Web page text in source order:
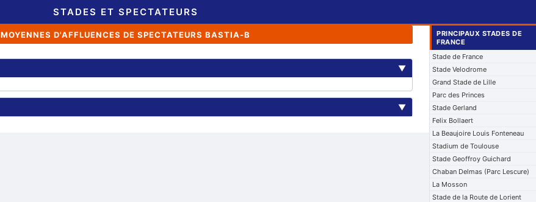
STADES ET SPECTATEURS
MOYENNES D'AFFLUENCES DE SPECTATEURS BASTIA-B
▼
▼
PRINCIPAUX STADES DE
FRANCE
Stade de France
Stade Velodrome
Grand Stade de Lille
Parc des Princes
Stade Gerland
Felix Bollaert
La Beaujoire Louis Fonteneau
Stadium de Toulouse
Stade Geoffroy Guichard
Chaban Delmas (Parc Lescure)
La Mosson
Stade de la Route de Lorient